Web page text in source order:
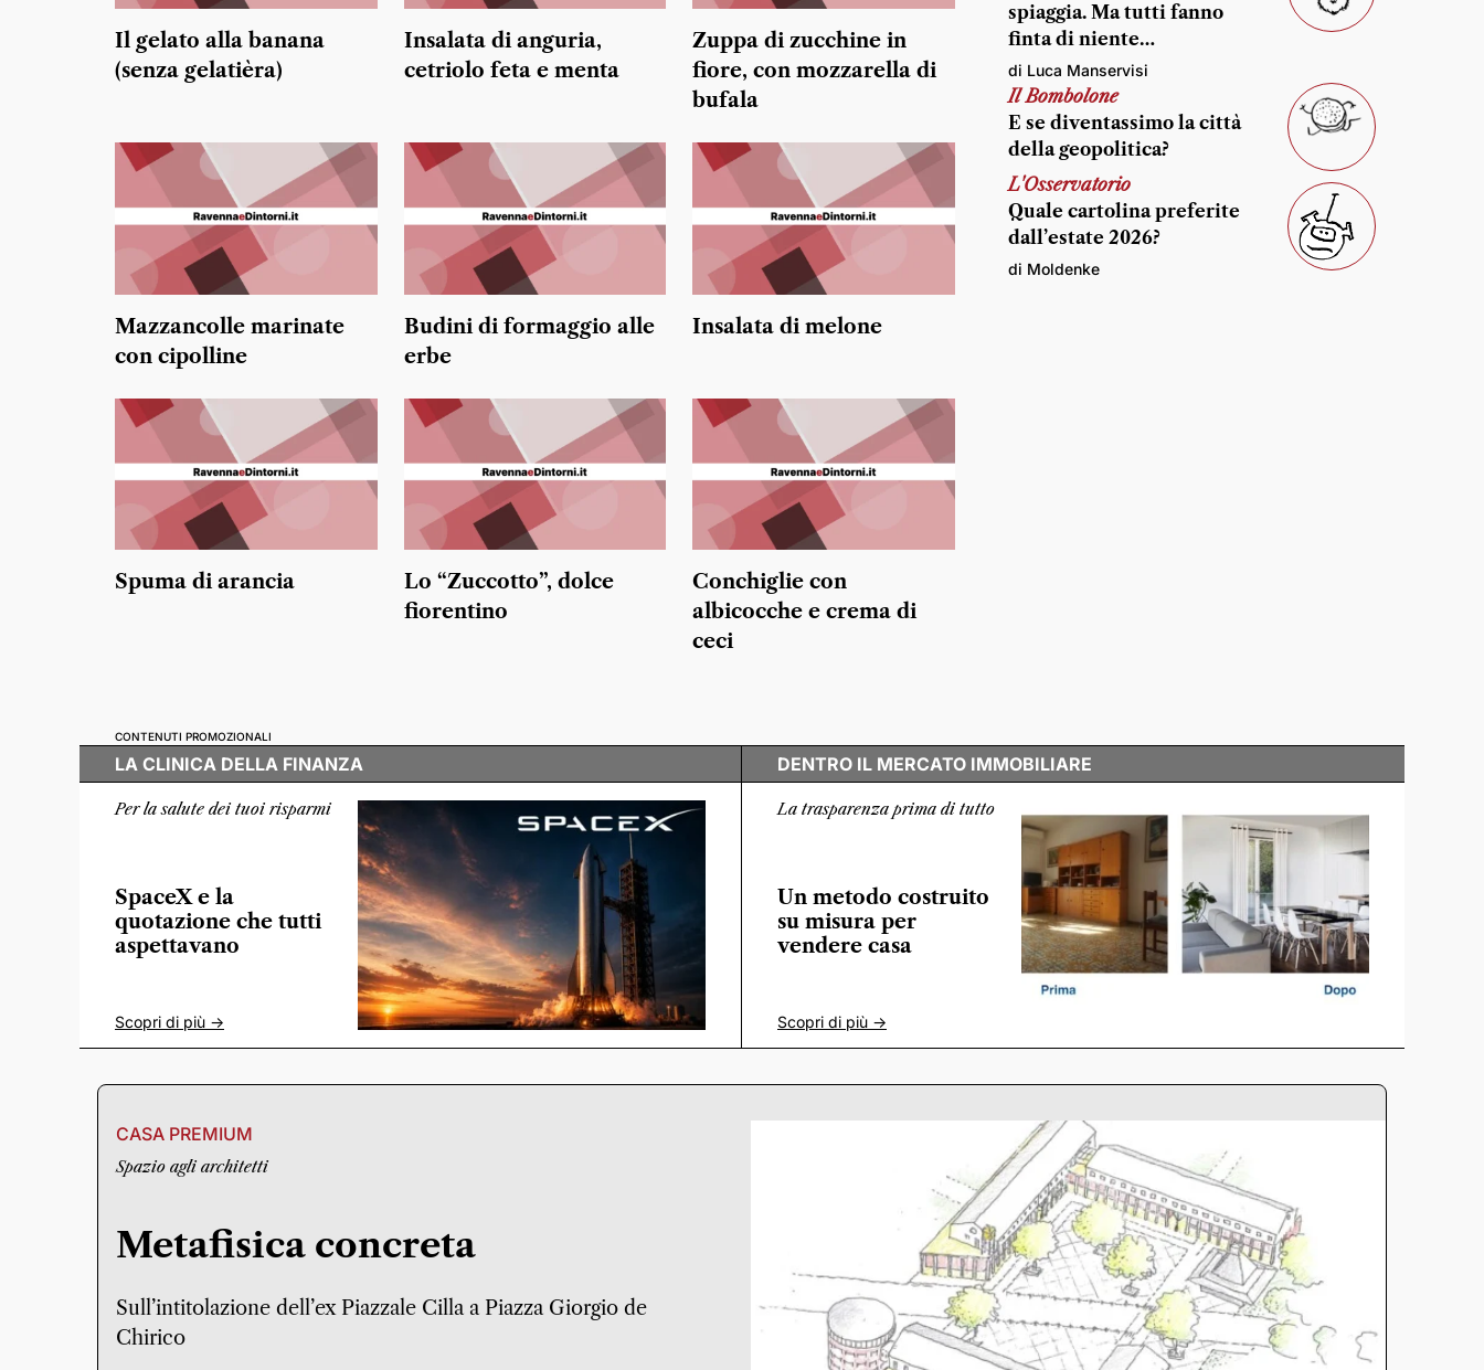
Il gelato alla banana
(senza gelatièra)
Insalata di anguria,
cetriolo feta e menta
Zuppa di zucchine in
fiore, con mozzarella di
bufala
Mazzancolle marinate
con cipolline
Budini di formaggio alle
erbe
Insalata di melone
Spuma di arancia
Lo “Zuccotto”, dolce
fiorentino
Conchiglie con
albicocche e crema di
ceci
spiaggia. Ma tutti fanno
finta di niente…
di Luca Manservisi
Il Bombolone
E se diventassimo la città
della geopolitica?
L'Osservatorio
Quale cartolina preferite
dall’estate 2026?
di Moldenke
CONTENUTI PROMOZIONALI
LA CLINICA DELLA FINANZA
Per la salute dei tuoi risparmi
SpaceX e la
quotazione che tutti
aspettavano
Scopri di più ->
DENTRO IL MERCATO IMMOBILIARE
La trasparenza prima di tutto
Un metodo costruito
su misura per
vendere casa
Scopri di più ->
CASA PREMIUM
Spazio agli architetti
Metafisica concreta
Sull’intitolazione dell’ex Piazzale Cilla a Piazza Giorgio de
Chirico